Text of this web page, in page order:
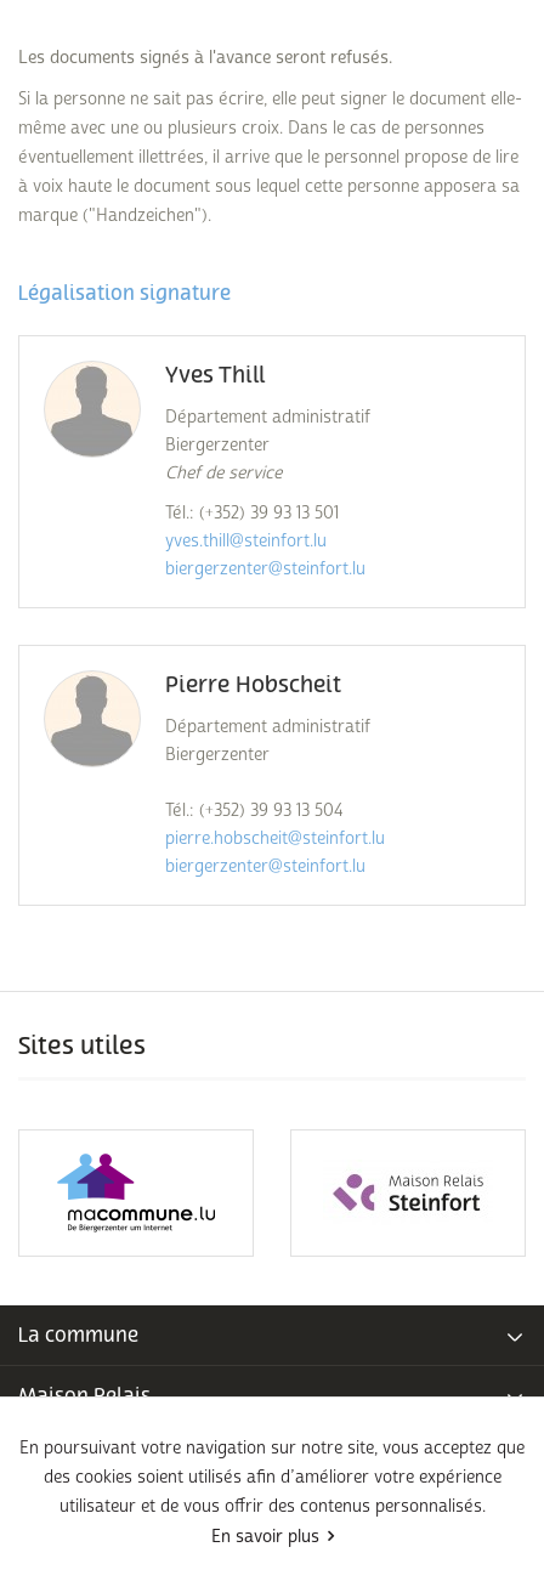
Les documents signés à l'avance seront refusés.
Si la personne ne sait pas écrire, elle peut signer le document elle-
même avec une ou plusieurs croix. Dans le cas de personnes
éventuellement illettrées, il arrive que le personnel propose de lire
à voix haute le document sous lequel cette personne apposera sa
marque ("Handzeichen").
Légalisation signature
Yves Thill
Département administratif
Biergerzenter
Chef de service
Tél.: (+352) 39 93 13 501
yves.thill@steinfort.lu
biergerzenter@steinfort.lu
Pierre Hobscheit
Département administratif
Biergerzenter
Tél.: (+352) 39 93 13 504
pierre.hobscheit@steinfort.lu
biergerzenter@steinfort.lu
Sites utiles
La commune
Maison Relais
Piscine communale
École fondamentale
En poursuivant votre navigation sur notre site, vous acceptez que
des cookies soient utilisés afin d’améliorer votre expérience
utilisateur et de vous offrir des contenus personnalisés.
En savoir plus